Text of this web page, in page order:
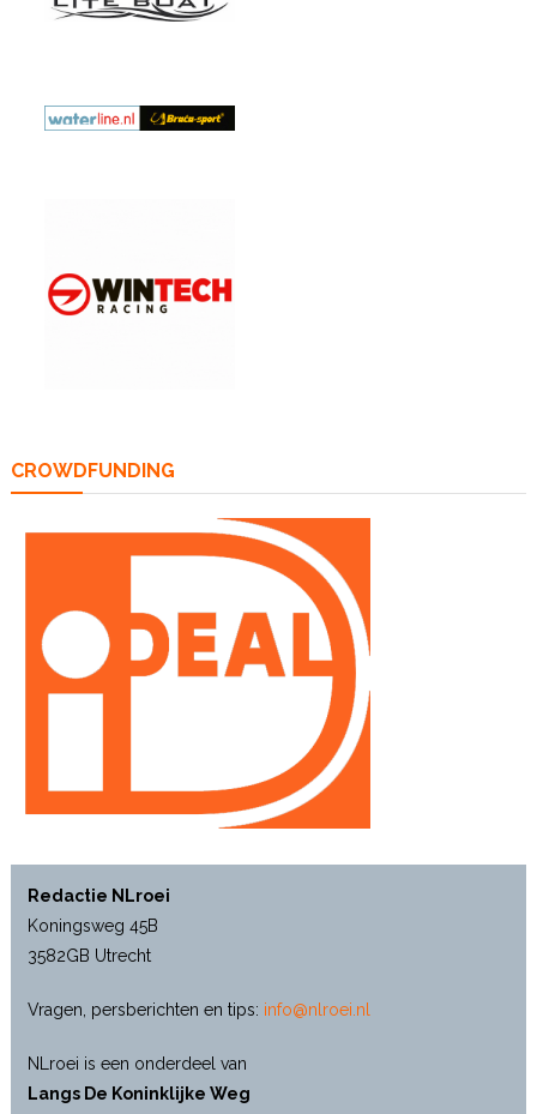
CROWDFUNDING
Redactie NLroei
Koningsweg 45B
3582GB Utrecht
Vragen, persberichten en tips: info@nlroei.nl
NLroei is een onderdeel van
Langs De Koninklijke Weg